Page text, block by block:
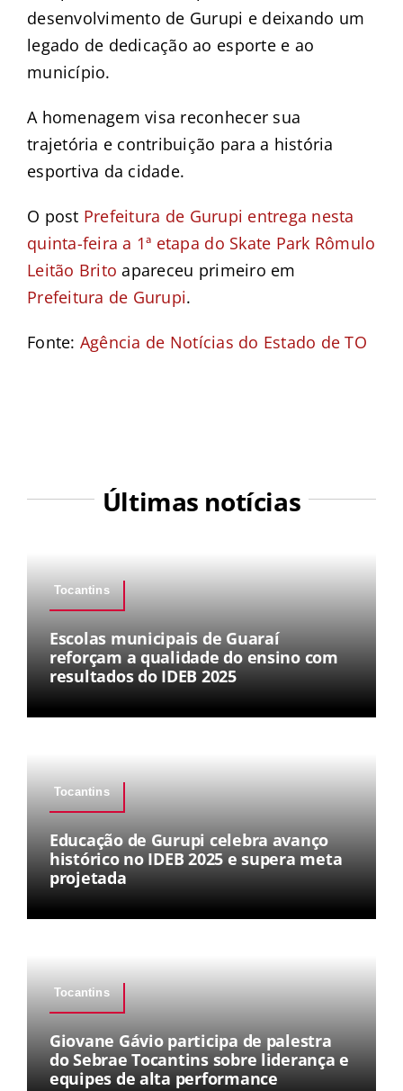
desenvolvimento de Gurupi e deixando um
legado de dedicação ao esporte e ao
município.
A homenagem visa reconhecer sua
trajetória e contribuição para a história
esportiva da cidade.
O post Prefeitura de Gurupi entrega nesta
quinta-feira a 1ª etapa do Skate Park Rômulo
Leitão Brito apareceu primeiro em
Prefeitura de Gurupi.
Fonte: Agência de Notícias do Estado de TO
Últimas notícias
Tocantins
Escolas municipais de Guaraí
reforçam a qualidade do ensino com
resultados do IDEB 2025
Tocantins
Educação de Gurupi celebra avanço
histórico no IDEB 2025 e supera meta
projetada
Tocantins
Giovane Gávio participa de palestra
do Sebrae Tocantins sobre liderança e
equipes de alta performance